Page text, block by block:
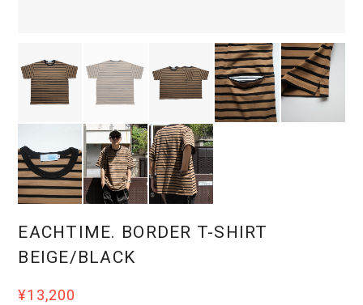
EACHTIME. BORDER T-SHIRT
BEIGE/BLACK
¥13,200